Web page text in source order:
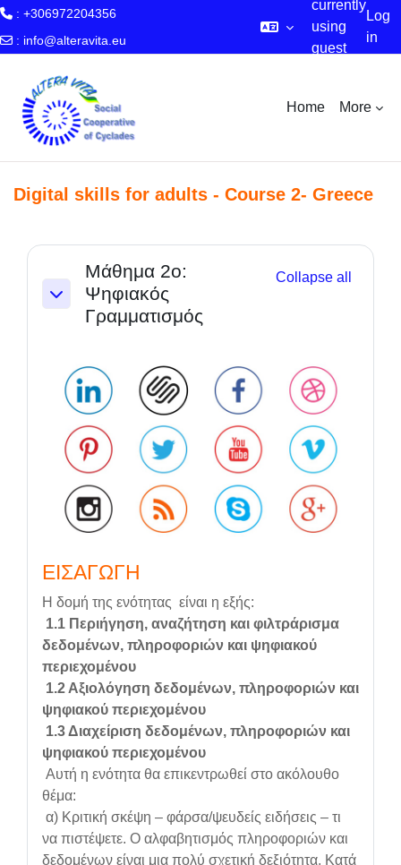
: +306972204356
: info@alteravita.eu
currently
using
guest
Log
in
Home More
Digital skills for adults - Course 2- Greece
Section outline
Μάθημα 2ο:
Ψηφιακός
Γραμματισμός
Collapse all
ΕΙΣΑΓΩΓΗ
Η δομή της ενότητας είναι η εξής:
1.1 Περιήγηση, αναζήτηση και φιλτράρισμα
δεδομένων, πληροφοριών και ψηφιακού
περιεχομένου
1.2 Αξιολόγηση δεδομένων, πληροφοριών και
ψηφιακού περιεχομένου
1.3 Διαχείριση δεδομένων, πληροφοριών και
ψηφιακού περιεχομένου
Αυτή η ενότητα θα επικεντρωθεί στο ακόλουθο
θέμα:
α) Κριτική σκέψη – φάρσα/ψευδείς ειδήσεις – τι
να πιστέψετε. Ο αλφαβητισμός πληροφοριών και
δεδομένων είναι μια πολύ σχετική δεξιότητα. Κατά